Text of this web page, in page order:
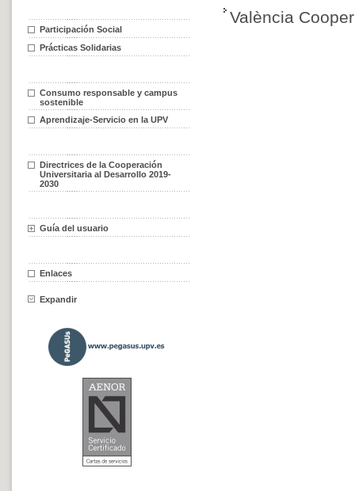
Participación Social
Prácticas Solidarias
Consumo responsable y campus
sostenible
Aprendizaje-Servicio en la UPV
Directrices de la Cooperación
Universitaria al Desarrollo 2019-
2030
Guía del usuario
Enlaces
Expandir
València